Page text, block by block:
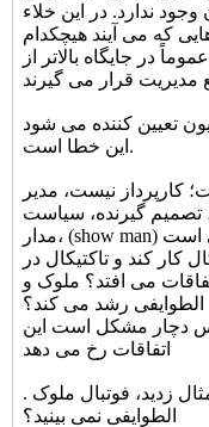
ندارد. در این خلاء
که می آیند هیچکدام
در جایگاه بالاتر از
این خطا است.
کارپرداز نیست، مدیر
تصمیم گیرنده، سیاست
مدار، (show man) شومن و ژورنالیست هم نیست. کسی است
کار کند و تاکتیکال در
می افتد؟ ملوک و
الطوایفی رشد می کند؟
دچار مشکل است این
اتفاقات رخ می دهد
. واقعاً آیا شما در فدراسیونی که مثال زدید، فوتبال ملوک
الطوایفی نمی بینید؟